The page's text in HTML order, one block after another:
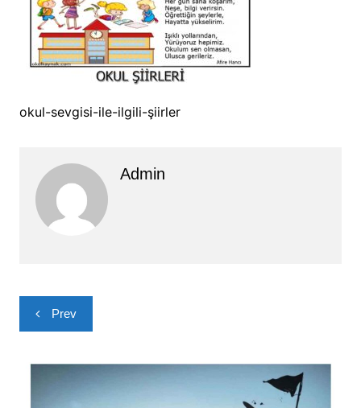
okul-sevgisi-ile-ilgili-şiirler
Admin
Yazı
gezinmesi
Prev